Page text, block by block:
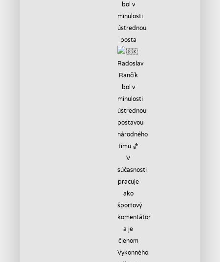
bol v
minulosti
ústrednou
posta